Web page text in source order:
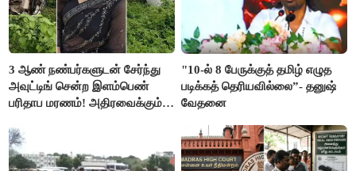
3 ஆண் நண்பர்களுடன் சேர்ந்து
அவுட்டிங் சென்ற இளம்பெண்
பரிதாப மரணம்! அதிரவைக்கும்
"10-ல் 8 பேருக்குத் தமிழ் எழுத
படிக்கத் தெரியவில்லை”- தனுஷ்
வேதனை